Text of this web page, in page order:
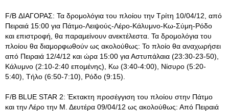
F/B ΔΙΑΓΟΡΑΣ: Τα δρομολόγια του πλοίου την Τρίτη 10/04/12, από
Πειραιά 15:00 για Πάτμο-Λειψούς-Λέρο-Κάλυμνο-Κω-Σύμη-Ρόδο
και επιστροφή, θα παραμείνουν ανεκτέλεστα. Τα δρομολόγια του
πλοίου θα διαμορφωθούν ως ακολούθως: Το πλοίο θα αναχωρήσει
από Πειραιά 12/4/12 και ώρα 15:00 για Αστυπάλαια (23:30-23-50),
Κάλυμνο (2:10-2:40 επομένης), Κω (3:40-4:00), Νίσυρο (5:20-
5:40), Τήλο (6:50-7:10), Ρόδο (9:15).
F/B BLUE STAR 2: Έκτακτη προσέγγιση του πλοίου στην Πάτμο
και την Λέρο την Μ. Δευτέρα 09/04/12 ως ακολούθως: Από Πειραιά